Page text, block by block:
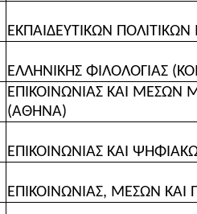
ΕΚΠΑΙΔΕΥΤΙΚΩΝ
ΕΛΛΗΝΙΚΗΣ ΦΙΛΟΛΟΓΙΑΣ
ΕΠΙΚΟΙΝΩΝΙΑΣ ΚΑΙ ΜΕΣΩΝ
(ΑΘΗΝΑ)
ΕΠΙΚΟΙΝΩΝΙΑΣ ΚΑΙ
ΕΠΙΚΟΙΝΩΝΙΑΣ, ΜΕΣΩΝ